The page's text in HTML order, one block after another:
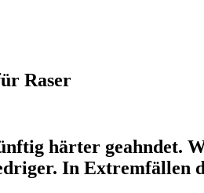
Raser
härter geahndet.
In Extremfällen